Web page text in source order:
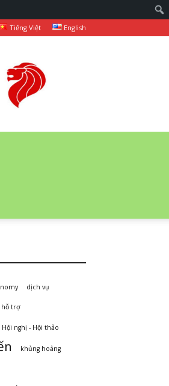
Tiếng Việt English
dịch vụ
hỗ trợ
Hội nghị - Hội thảo
khủng hoảng